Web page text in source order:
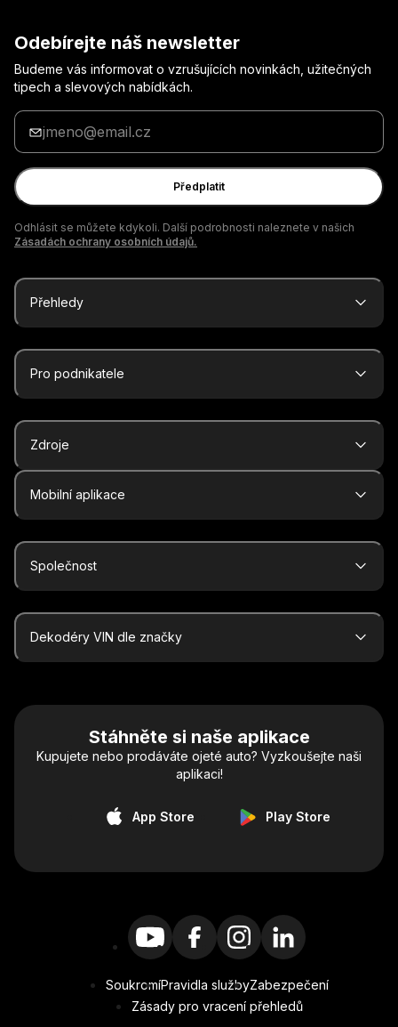
Odebírejte náš newsletter
Budeme vás informovat o vzrušujících novinkách, užitečných
tipech a slevových nabídkách.
Zadejte
svůj
e-
mail
Předplatit
Odhlásit se můžete kdykoli. Další podrobnosti naleznete v našich
Zásadách ochrany osobních údajů.
Přehledy
Pro podnikatele
Zdroje
Mobilní aplikace
Společnost
Dekodéry VIN dle značky
Stáhněte si naše aplikace
Kupujete nebo prodáváte ojeté auto? Vyzkoušejte naši
aplikaci!
App Store Play Store
SoukromíPravidla službyZabezpečení
Zásady pro vracení přehledů